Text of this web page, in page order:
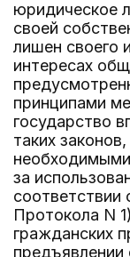
юридическое
своей
лишен своего
интересах
принципами
государство
таких
за
соответствии
Протокола N
гражданских
предъявлении